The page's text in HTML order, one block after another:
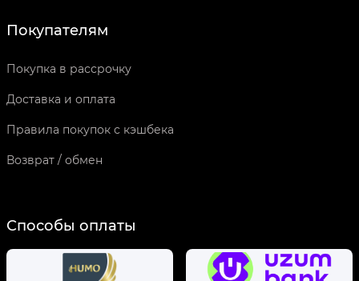
Покупателям
Покупка в рассрочку
Доставка и оплата
Правила покупок с кэшбека
Возврат / обмен
Способы оплаты